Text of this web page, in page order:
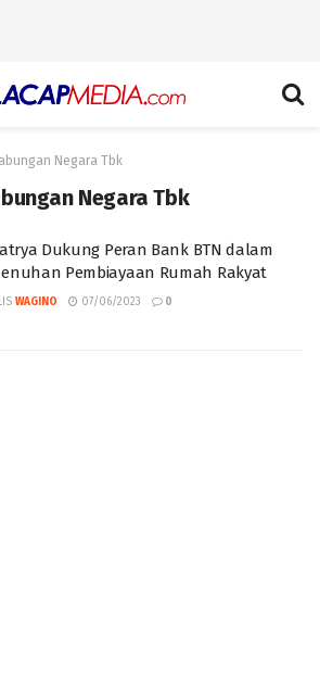
Negara Tbk
Negara Tbk
Dukung Peran Bank BTN dalam
Pembiayaan Rumah Rakyat
WAGINO 07/06/2023 0